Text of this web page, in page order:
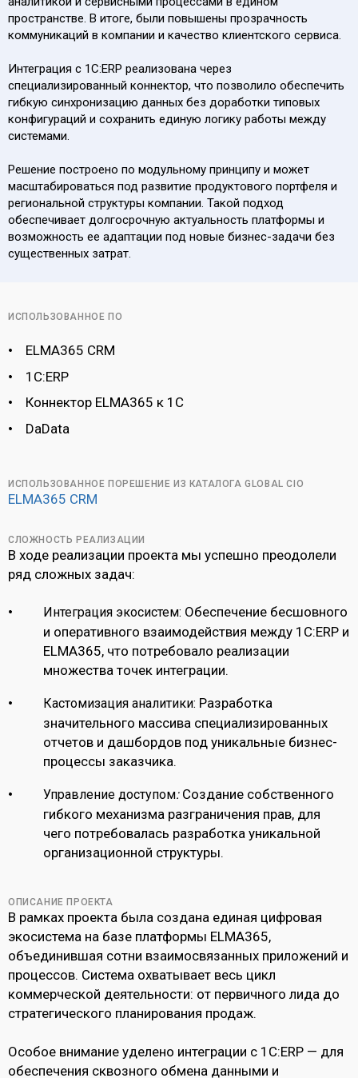
пространстве. В итоге, были повышены прозрачность
коммуникаций в компании и качество клиентского сервиса.
Интеграция с 1С:ERP реализована через
специализированный коннектор, что позволило обеспечить
гибкую синхронизацию данных без доработки типовых
конфигураций и сохранить единую логику работы между
системами.
Решение построено по модульному принципу и может
масштабироваться под развитие продуктового портфеля и
региональной структуры компании. Такой подход
обеспечивает долгосрочную актуальность платформы и
возможность ее адаптации под новые бизнес-задачи без
существенных затрат.
ИСПОЛЬЗОВАННОЕ ПО
ELMA365 CRM
1С:ERP
Коннектор ELMA365 к 1С
DaData
ИСПОЛЬЗОВАННОЕ ПОРЕШЕНИЕ ИЗ КАТАЛОГА GLOBAL CIO
ELMA365 CRM
СЛОЖНОСТЬ РЕАЛИЗАЦИИ
В ходе реализации проекта мы успешно преодолели
ряд сложных задач:
Интеграция экосистем: Обеспечение бесшовного
и оперативного взаимодействия между 1С:ERP и
ELMA365, что потребовало реализации
множества точек интеграции.
Кастомизация аналитики: Разработка
значительного массива специализированных
отчетов и дашбордов под уникальные бизнес-
процессы заказчика.
Управление доступом: Создание собственного
гибкого механизма разграничения прав, для
чего потребовалась разработка уникальной
организационной структуры.
ОПИСАНИЕ ПРОЕКТА
В рамках проекта была создана единая цифровая
экосистема на базе платформы ELMA365,
объединившая сотни взаимосвязанных приложений и
процессов. Система охватывает весь цикл
коммерческой деятельности: от первичного лида до
стратегического планирования продаж.
Особое внимание уделено интеграции с 1С:ERP — для
обеспечения сквозного обмена данными и